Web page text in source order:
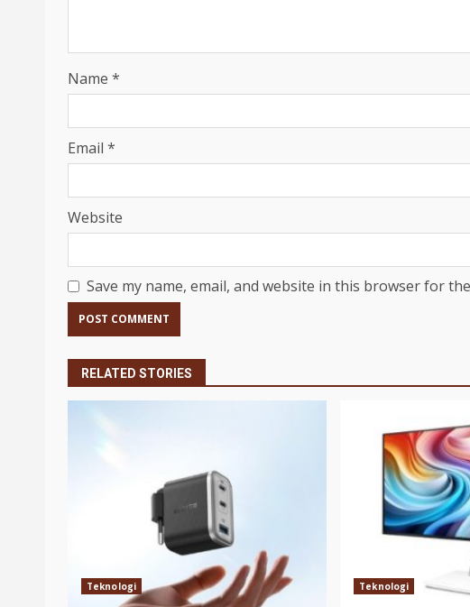
Name *
Email *
Website
Save my name, email, and website in this browser for
RELATED STORIES
Teknologi Teknologi